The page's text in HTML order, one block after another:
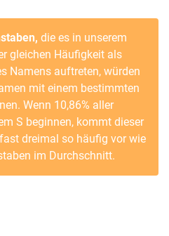
die es in unserem
gleichen Häufigkeit als
Namens auftreten, würden
mit einem bestimmten
Wenn 10,86% aller
S beginnen, kommt dieser
dreimal so häufig vor wie
im Durchschnitt.